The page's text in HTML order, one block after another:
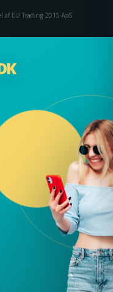
af EU Trading 2015 ApS